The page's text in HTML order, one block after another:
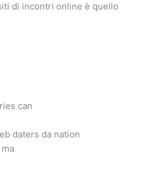
di incontri online è quello
can
daters da nation